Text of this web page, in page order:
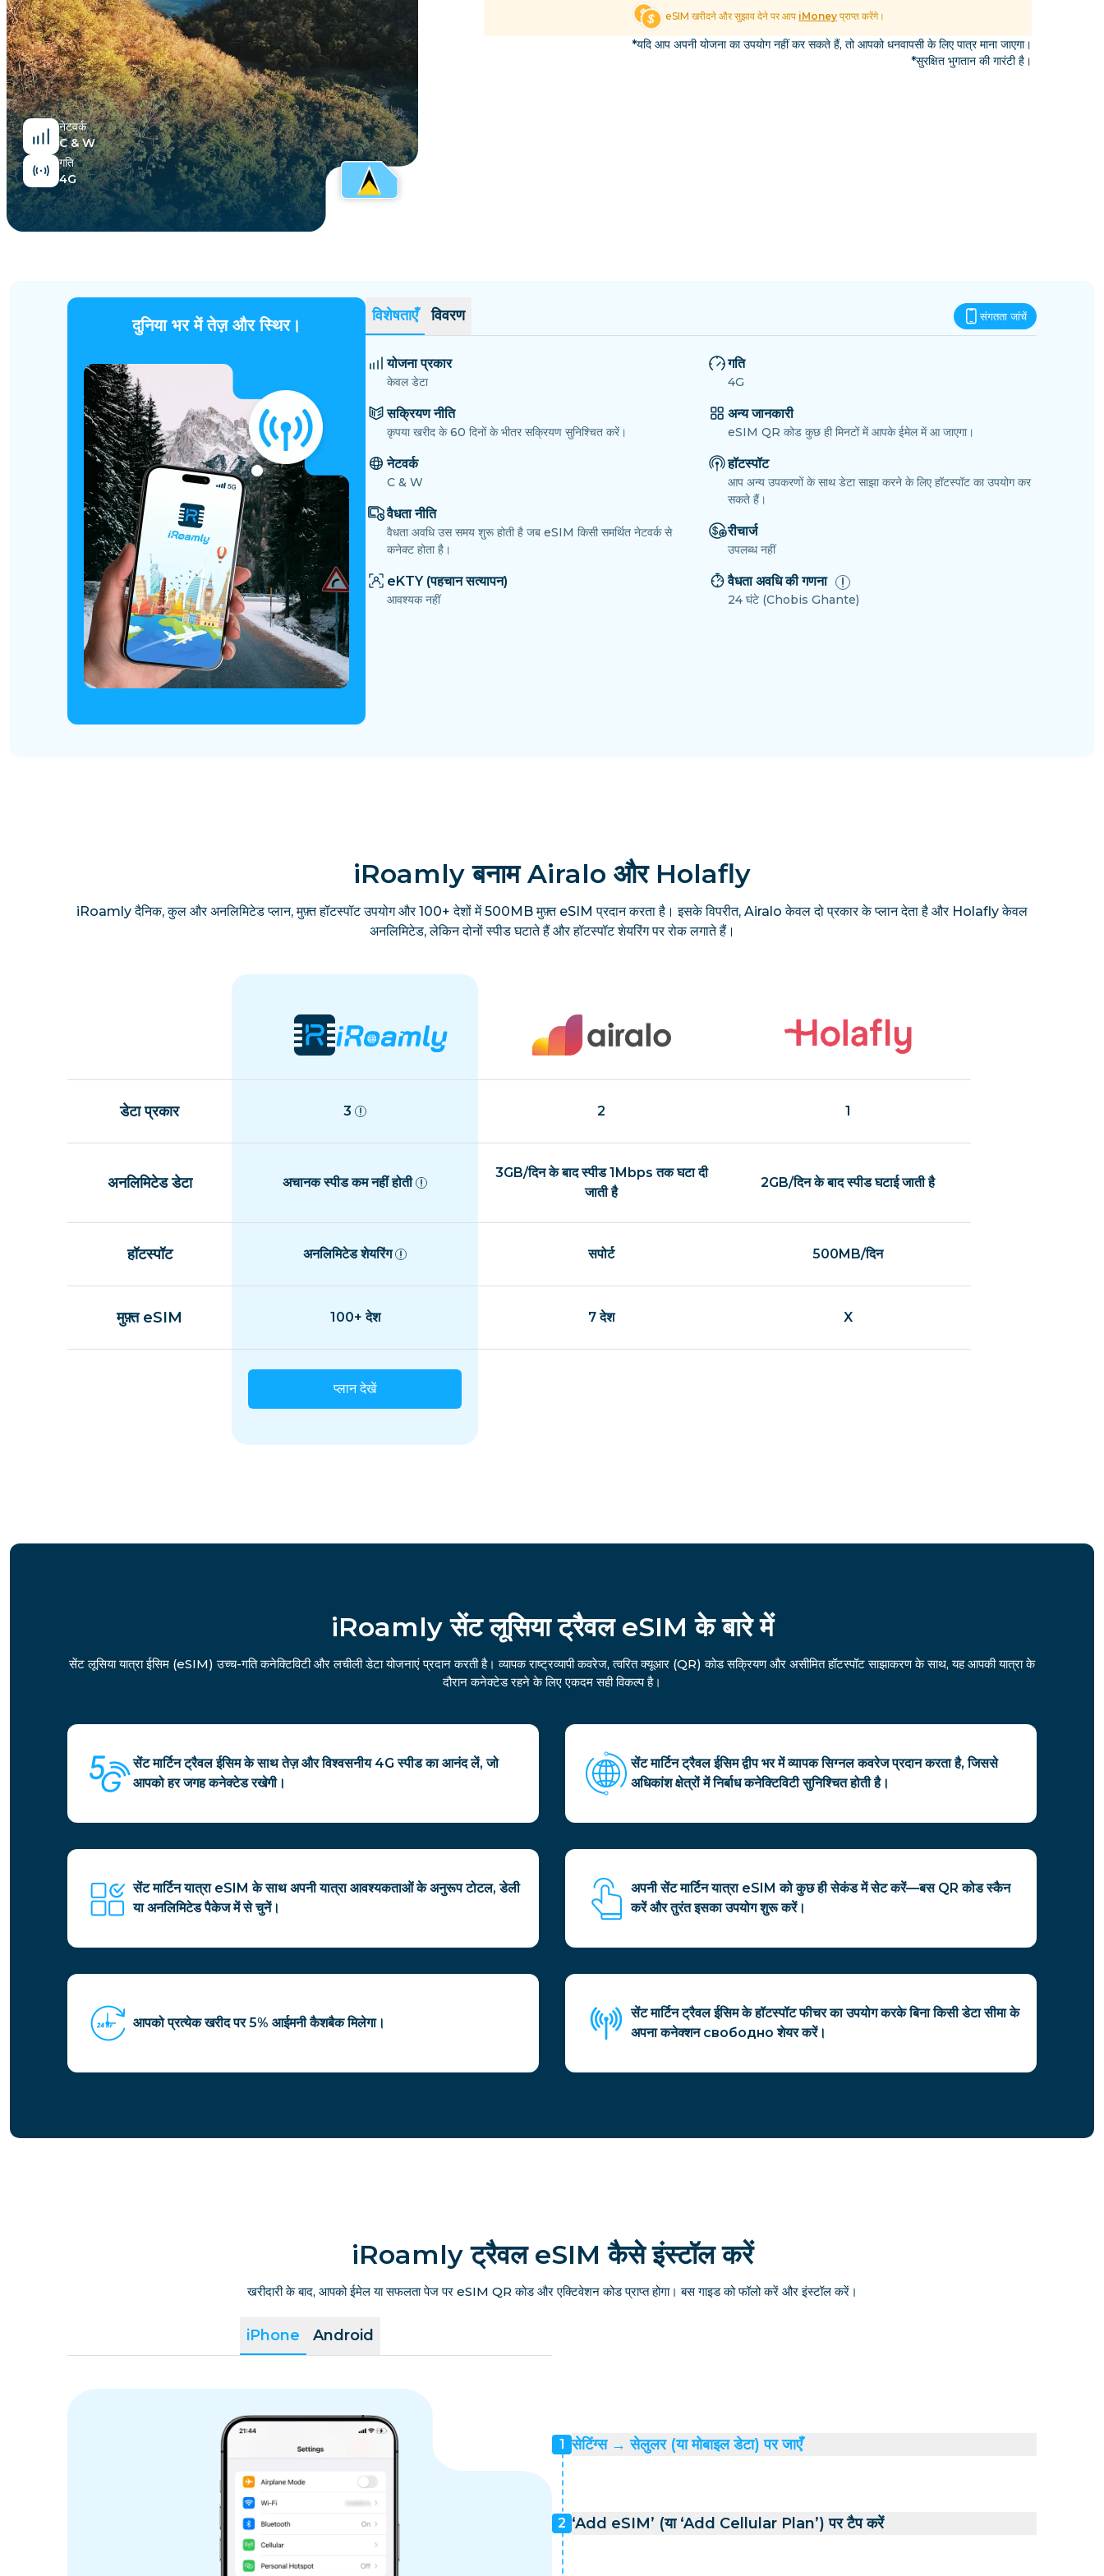
सभी गंतव्यों का अन्वेषण करें
नेटवर्क
C & W
गति
4G
eSIM खरीदने और सुझाव देने पर आप iMoney प्राप्त करेंगे।
*यदि आप अपनी योजना का उपयोग नहीं कर सकते हैं, तो आपको धनवापसी के लिए पात्र माना जाएगा।
*सुरक्षित भुगतान की गारंटी है।
दुनिया भर में तेज़ और स्थिर। विशेषताएँ विवरण संगतता जांचें
योजना प्रकार
केवल डेटा
सक्रियण नीति
कृपया खरीद के 60 दिनों के भीतर सक्रियण सुनिश्चित करें।
नेटवर्क
C & W
वैधता नीति
वैधता अवधि उस समय शुरू होती है जब eSIM किसी समर्थित नेटवर्क से
कनेक्ट होता है।
eKTY (पहचान सत्यापन)
आवश्यक नहीं
गति
4G
अन्य जानकारी
eSIM QR कोड कुछ ही मिनटों में आपके ईमेल में आ जाएगा।
हॉटस्पॉट
आप अन्य उपकरणों के साथ डेटा साझा करने के लिए हॉटस्पॉट का उपयोग कर
सकते हैं।
रीचार्ज
उपलब्ध नहीं
वैधता अवधि की गणना
24 घंटे (Chobis Ghante)
iRoamly बनाम Airalo और Holafly
iRoamly दैनिक, कुल और अनलिमिटेड प्लान, मुफ़्त हॉटस्पॉट उपयोग और 100+ देशों में 500MB मुफ़्त eSIM प्रदान करता है। इसके विपरीत, Airalo केवल दो प्रकार के प्लान देता है और Holafly केवल
अनलिमिटेड, लेकिन दोनों स्पीड घटाते हैं और हॉटस्पॉट शेयरिंग पर रोक लगाते हैं।
डेटा प्रकार 3 2 1
अनलिमिटेड डेटा अचानक स्पीड कम नहीं होती
3GB/दिन के बाद स्पीड 1Mbps तक घटा दी
जाती है
2GB/दिन के बाद स्पीड घटाई जाती है
हॉटस्पॉट अनलिमिटेड शेयरिंग सपोर्ट 500MB/दिन
मुफ़्त eSIM 100+ देश 7 देश X
प्लान देखें
iRoamly सेंट लूसिया ट्रैवल eSIM के बारे में
सेंट लूसिया यात्रा ईसिम (eSIM) उच्च-गति कनेक्टिविटी और लचीली डेटा योजनाएं प्रदान करती है। व्यापक राष्ट्रव्यापी कवरेज, त्वरित क्यूआर (QR) कोड सक्रियण और असीमित हॉटस्पॉट साझाकरण के साथ, यह आपकी यात्रा के
दौरान कनेक्टेड रहने के लिए एकदम सही विकल्प है।
सेंट मार्टिन ट्रैवल ईसिम के साथ तेज़ और विश्वसनीय 4G स्पीड का आनंद लें, जो
आपको हर जगह कनेक्टेड रखेगी।
सेंट मार्टिन ट्रैवल ईसिम द्वीप भर में व्यापक सिग्नल कवरेज प्रदान करता है, जिससे
अधिकांश क्षेत्रों में निर्बाध कनेक्टिविटी सुनिश्चित होती है।
सेंट मार्टिन यात्रा eSIM के साथ अपनी यात्रा आवश्यकताओं के अनुरूप टोटल, डेली
या अनलिमिटेड पैकेज में से चुनें।
अपनी सेंट मार्टिन यात्रा eSIM को कुछ ही सेकंड में सेट करें—बस QR कोड स्कैन
करें और तुरंत इसका उपयोग शुरू करें।
आपको प्रत्येक खरीद पर 5% आईमनी कैशबैक मिलेगा।
सेंट मार्टिन ट्रैवल ईसिम के हॉटस्पॉट फीचर का उपयोग करके बिना किसी डेटा सीमा के
अपना कनेक्शन свободно शेयर करें।
iRoamly ट्रैवल eSIM कैसे इंस्टॉल करें
खरीदारी के बाद, आपको ईमेल या सफलता पेज पर eSIM QR कोड और एक्टिवेशन कोड प्राप्त होगा। बस गाइड को फॉलो करें और इंस्टॉल करें।
iPhone Android
1 सेटिंग्स → सेलुलर (या मोबाइल डेटा) पर जाएँ
2 ‘Add eSIM’ (या ‘Add Cellular Plan’) पर टैप करें